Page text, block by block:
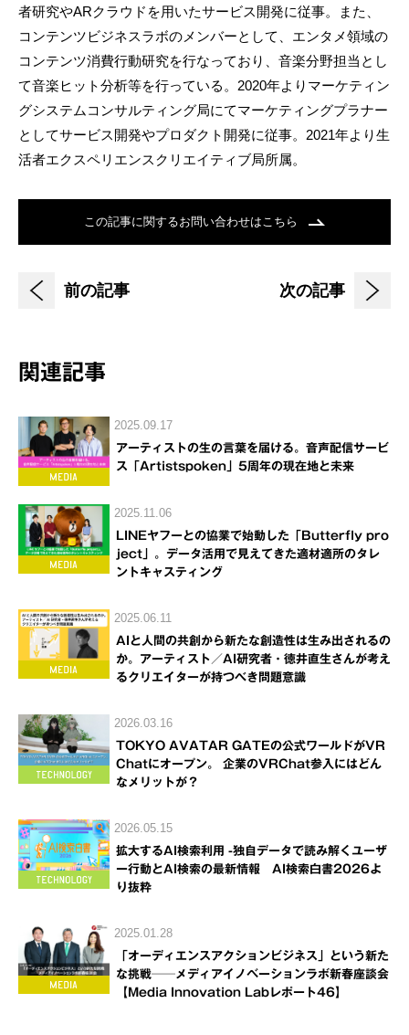
者研究やARクラウドを用いたサービス開発に従事。また、
コンテンツビジネスラボのメンバーとして、エンタメ領域の
コンテンツ消費行動研究を行なっており、音楽分野担当とし
て音楽ヒット分析等を行っている。2020年よりマーケティン
グシステムコンサルティング局にてマーケティングプラナー
としてサービス開発やプロダクト開発に従事。2021年より生
活者エクスペリエンスクリエイティブ局所属。
この記事に関するお問い合わせはこちら
前の記事 次の記事
関連記事
2025.09.17
アーティストの生の言葉を届ける。音声配信サービ
ス「Artistspoken」5周年の現在地と未来
2025.11.06
LINEヤフーとの協業で始動した「Butterfly pro
ject」。データ活用で見えてきた適材適所のタレ
ントキャスティング
2025.06.11
AIと人間の共創から新たな創造性は生み出されるの
か。アーティスト／AI研究者・徳井直生さんが考え
るクリエイターが持つべき問題意識
2026.03.16
TOKYO AVATAR GATEの公式ワールドがVR
Chatにオープン。 企業のVRChat参入にはどん
なメリットが？
2026.05.15
拡大するAI検索利用 -独自データで読み解くユーザ
ー行動とAI検索の最新情報 AI検索白書2026よ
り抜粋
2025.01.28
「オーディエンスアクションビジネス」という新た
な挑戦──メディアイノベーションラボ新春座談会
【Media Innovation Labレポート46】